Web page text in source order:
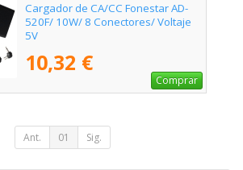
Cargador de CA/CC Fonestar AD-
520F/ 10W/ 8 Conectores/ Voltaje
5V
10,32 €
Comprar
Ant. 01 Sig.